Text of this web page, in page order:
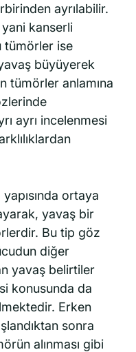
ayrılabilir.
kanserli
tümörler ise
büyüyerek
tümörler anlamına
ayrı incelenmesi
ortaya
yavaş bir
Bu tip göz
diğer
yavaş belirtiler
konusunda da
Erken
sonra
alınması gibi